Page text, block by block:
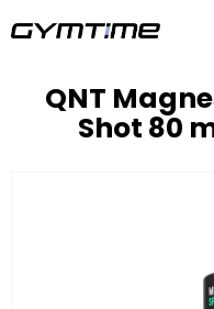
na
QNT
Shot 80